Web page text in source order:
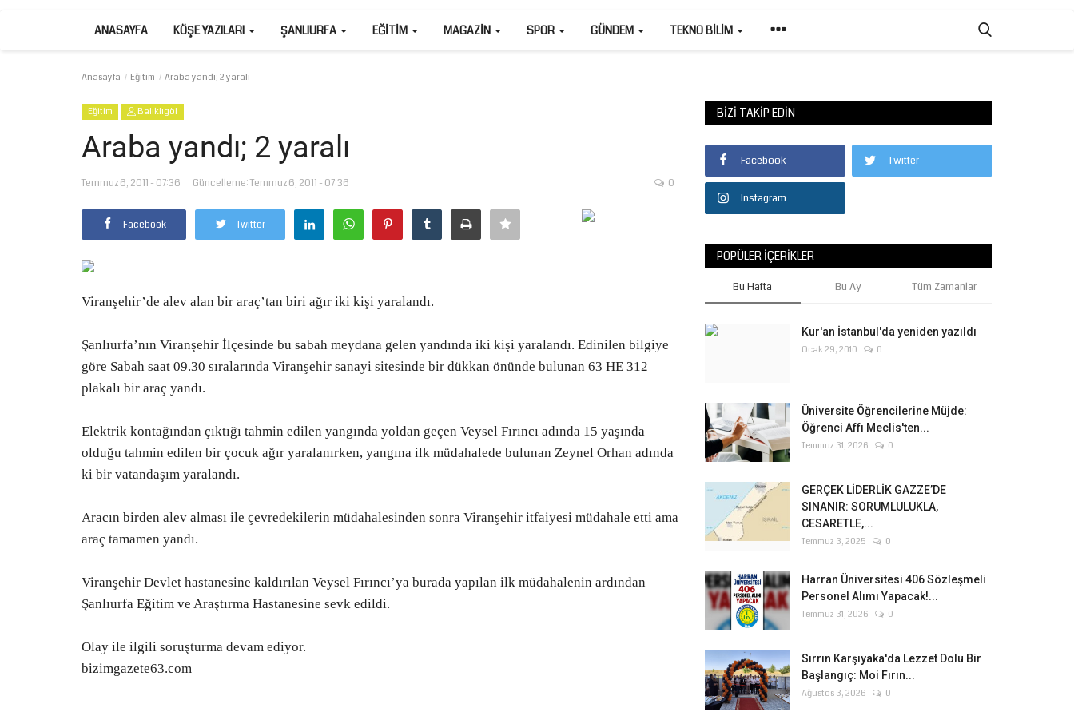
ANASAYFA KÖŞE YAZILARI ŞANLIURFA EĞITIM MAGAZIN SPOR GÜNDEM TEKNO BILIM
Anasayfa Eğitim Araba yandı; 2 yaralı
Eğitim Balıklıgöl
Araba yandı; 2 yaralı
Temmuz 6, 2011 - 07:36 Güncelleme: Temmuz 6, 2011 - 07:36 0
Facebook Twitter
Viranşehir’de alev alan bir araç’tan biri ağır iki kişi yaralandı.
Şanlıurfa’nın Viranşehir İlçesinde bu sabah meydana gelen yandında iki kişi yaralandı. Edinilen bilgiye
göre Sabah saat 09.30 sıralarında Viranşehir sanayi sitesinde bir dükkan önünde bulunan 63 HE 312
plakalı bir araç yandı.
Elektrik kontağından çıktığı tahmin edilen yangında yoldan geçen Veysel Fırıncı adında 15 yaşında
olduğu tahmin edilen bir çocuk ağır yaralanırken, yangına ilk müdahalede bulunan Zeynel Orhan adında
ki bir vatandaşım yaralandı.
Aracın birden alev alması ile çevredekilerin müdahalesinden sonra Viranşehir itfaiyesi müdahale etti ama
araç tamamen yandı.
Viranşehir Devlet hastanesine kaldırılan Veysel Fırıncı’ya burada yapılan ilk müdahalenin ardından
Şanlıurfa Eğitim ve Araştırma Hastanesine sevk edildi.
Olay ile ilgili soruşturma devam ediyor.
bizimgazete63.com
BIZI TAKIP EDIN
Facebook Twitter
Instagram
POPÜLER İÇERIKLER
Bu Hafta Bu Ay Tüm Zamanlar
Kur'an İstanbul'da yeniden yazıldı
Ocak 29, 2010 0
Üniversite Öğrencilerine Müjde:
Öğrenci Affı Meclis'ten...
Temmuz 31, 2026 0
GERÇEK LİDERLİK GAZZE’DE
SINANIR: SORUMLULUKLA,
CESARETLE,...
Temmuz 3, 2025 0
Harran Üniversitesi 406 Sözleşmeli
Personel Alımı Yapacak!...
Temmuz 31, 2026 0
Sırrın Karşıyaka'da Lezzet Dolu Bir
Başlangıç: Moi Fırın...
Ağustos 3, 2026 0